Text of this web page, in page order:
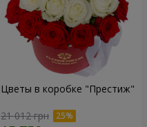
Цветы в коробке "Престиж"
21 012 грн